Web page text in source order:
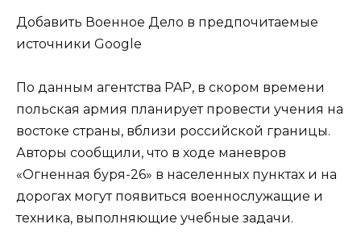
Добавить Военное Дело в предпочитаемые
источники Google
По данным агентства PAP, в скором времени
польская армия планирует провести учения на
востоке страны, вблизи российской границы.
Авторы сообщили, что в ходе маневров
«Огненная буря-26» в населенных пунктах и на
дорогах могут появиться военнослужащие и
техника, выполняющие учебные задачи.